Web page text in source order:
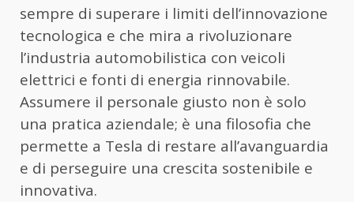
sempre di superare i limiti dell’innovazione
tecnologica e che mira a rivoluzionare
l’industria automobilistica con veicoli
elettrici e fonti di energia rinnovabile.
Assumere il personale giusto non è solo
una pratica aziendale; è una filosofia che
permette a Tesla di restare all’avanguardia
e di perseguire una crescita sostenibile e
innovativa.